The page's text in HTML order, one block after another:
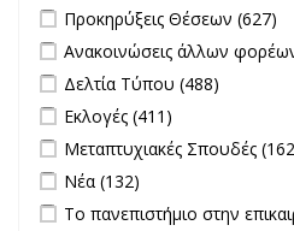
Apply Προκηρύξεις Θέσεων
Προκηρύξεις Θέσεων (627)
Apply Ανακοινώσεις άλλων
Ανακοινώσεις άλλων
Apply Δελτία Τύπου filter
Δελτία Τύπου (488)
Apply Εκλογές filter
Εκλογές (411)
Apply Μεταπτυχιακές
Μεταπτυχιακές Σπουδές
Apply Νέα filter
Νέα (132)
Apply Το πανεπιστήμιο
Το πανεπιστήμιο στην